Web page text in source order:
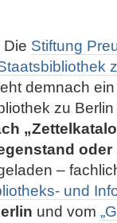
Die Stiftung
demnach
zu
–
und
und vom